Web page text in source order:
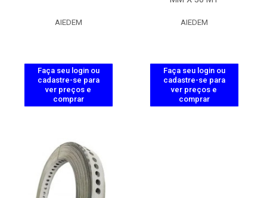
AIEDEM
Faça seu login ou
cadastre-se para
ver preços e
comprar
AIEDEM
Faça seu login ou
cadastre-se para
ver preços e
comprar